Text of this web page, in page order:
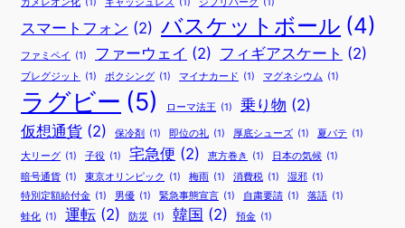
スマートフォン (2) バスケットボール (4)
ファミペイ (1) ファーウェイ (2) フィギアスケート (2)
ブレグジット (1) ボクシング (1) マイナカード (1) マグネシウム (1)
ラグビー (5) ローマ法王 (1) 乗り物 (2)
仮想通貨 (2) 保冷剤 (1) 即位の礼 (1) 厚底シューズ (1) 夏バテ (1)
大リーグ (1) 子役 (1) 宅急便 (2) 恵方巻き (1) 日本の気候 (1)
暗号通貨 (1) 東京オリンピック (1) 梅雨 (1) 消費税 (1) 湿邪 (1)
特別定額給付金 (1) 男優 (1) 緊急事態宣言 (1) 自粛要請 (1) 落語 (1)
蛙化 (1) 運転 (2) 防災 (1) 韓国 (2) 預金 (1)